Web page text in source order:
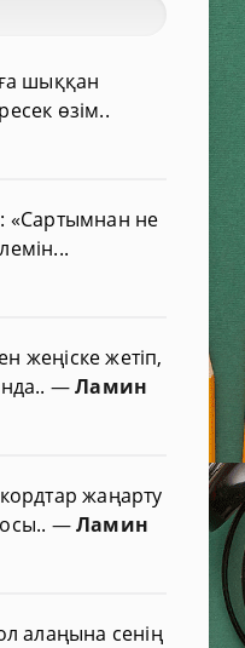
шыққан
өзім..
«Сартымнан не
жеңіске жетіп,
—Ламин
жаңарту
—Ламин
алаңына сенің